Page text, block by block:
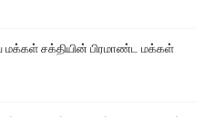
மக்கள் சக்தியின் பிரமாண்ட மக்கள்